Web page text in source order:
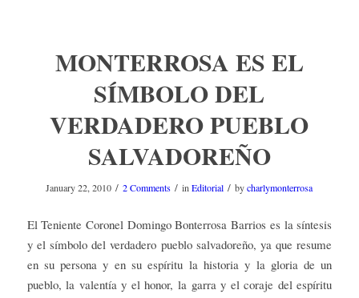
MONTERROSA ES EL
SÍMBOLO DEL
VERDADERO PUEBLO
SALVADOREÑO
January 22, 2010 / 2 Comments / inEditorial / bycharlymonterrosa
El Teniente Coronel Domingo Bonterrosa Barrios es la síntesis
y el símbolo del verdadero pueblo salvadoreño, ya que resume
en su persona y en su espíritu la historia y la gloria de un
pueblo, la valentía y el honor, la garra y el coraje del espíritu